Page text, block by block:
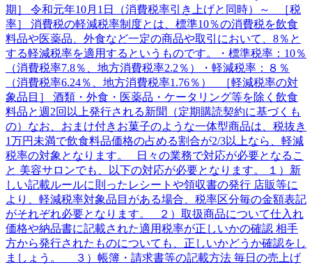
期］ 令和元年10月1日（消費税率引き上げと同時）～ ［税
率］ 消費税の軽減税率制度とは、標準10％の消費税を飲食
料品や医薬品、外食など一定の商品や取引において、8％と
する軽減税率を適用するというものです。・標準税率：10％
（消費税率7.8％、地方消費税率2.2％）・軽減税率：８％
（消費税率6.24％、地方消費税率1.76％） ［軽減税率の対
象品目］ 酒類・外食・医薬品・ケータリング等を除く飲食
料品と週2回以上発行される新聞（定期購読契約に基づくも
の）なお、おまけ付きお菓子のような一体型商品は、税抜き
1万円未満で飲食料品価格の占める割合が2/3以上なら、軽減
税率の対象となります。 日々の業務で対応が必要となるこ
と 美容サロンでも、以下の対応が必要となります。 １）新
しい記載ルールに則ったレシートや領収書の発行 店販等に
より、軽減税率対象品目がある場合、税率区分毎の金額表記
がそれぞれ必要となります。 ２）取扱商品について仕入れ
価格や納品書に記載された適用税率が正しいかの確認 相手
方から発行されたものについても、正しいかどうか確認をし
ましょう。 ３）帳簿・請求書等の記載方法 毎日の売上げ